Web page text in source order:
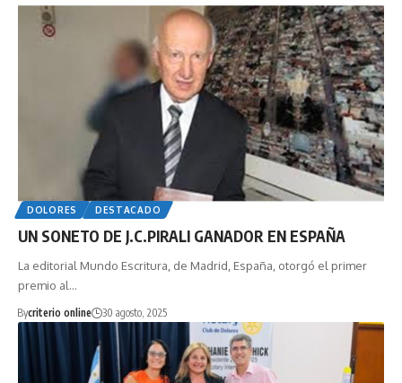
DOLORES DESTACADO
UN SONETO DE J.C.PIRALI GANADOR EN ESPAÑA
La editorial Mundo Escritura, de Madrid, España, otorgó el primer
premio al…
Bycriterio online 30 agosto, 2025